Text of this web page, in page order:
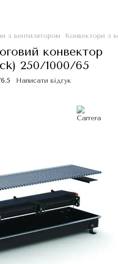
з вентилятором Конвектори з
конвектор
250/1000/65
Написати відгук